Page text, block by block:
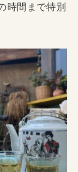
時間まで特別